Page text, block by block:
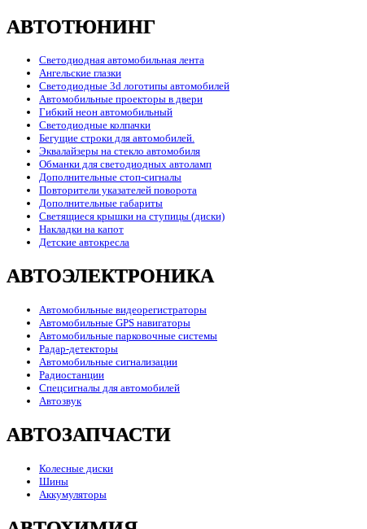
АВТОТЮНИНГ
Светодиодная автомобильная лента
Ангельские глазки
Светодиодные 3d логотипы автомобилей
Автомобильные проекторы в двери
Гибкий неон автомобильный
Светодиодные колпачки
Бегущие строки для автомобилей.
Эквалайзеры на стекло автомобиля
Обманки для светодиодных автоламп
Дополнительные стоп-сигналы
Повторители указателей поворота
Дополнительные габариты
Светящиеся крышки на ступицы (диски)
Накладки на капот
Детские автокресла
АВТОЭЛЕКТРОНИКА
Автомобильные видеорегистраторы
Автомобильные GPS навигаторы
Автомобильные парковочные системы
Радар-детекторы
Автомобильные сигнализации
Радиостанции
Спецсигналы для автомобилей
Автозвук
АВТОЗАПЧАСТИ
Колесные диски
Шины
Аккумуляторы